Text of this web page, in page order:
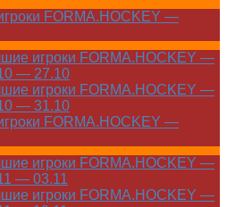
FORMA.HOCKEY —
игроки FORMA.HOCKEY —
— 27.10
игроки FORMA.HOCKEY —
— 31.10
FORMA.HOCKEY —
игроки FORMA.HOCKEY —
— 03.11
игроки FORMA.HOCKEY —